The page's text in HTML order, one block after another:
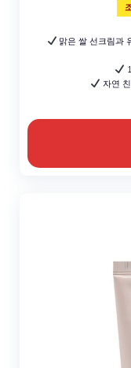
맑은 쌀 선크림과
자연